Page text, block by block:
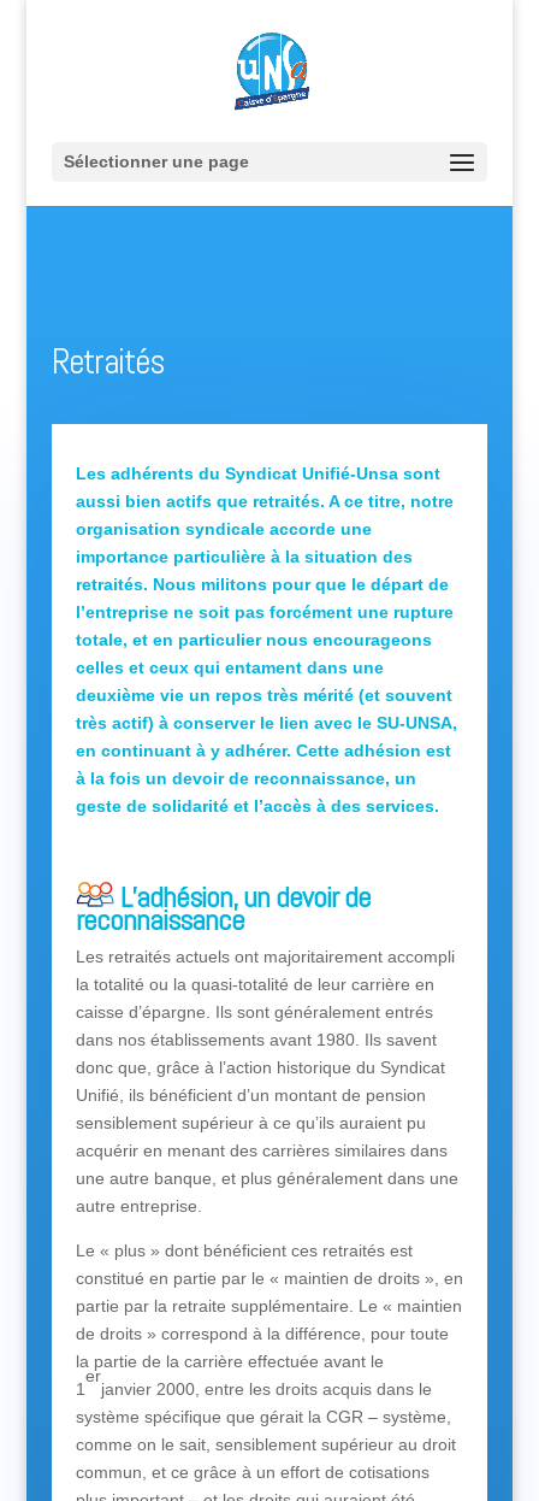
Sélectionner une page
Retraités
Les adhérents du Syndicat Unifié-Unsa sont
aussi bien actifs que retraités. A ce titre, notre
organisation syndicale accorde une
importance particulière à la situation des
retraités. Nous militons pour que le départ de
l’entreprise ne soit pas forcément une rupture
totale, et en particulier nous encourageons
celles et ceux qui entament dans une
deuxième vie un repos très mérité (et souvent
très actif) à conserver le lien avec le SU-UNSA,
en continuant à y adhérer. Cette adhésion est
à la fois un devoir de reconnaissance, un
geste de solidarité et l’accès à des services.
L’adhésion, un devoir de
reconnaissance
Les retraités actuels ont majoritairement accompli
la totalité ou la quasi-totalité de leur carrière en
caisse d’épargne. Ils sont généralement entrés
dans nos établissements avant 1980. Ils savent
donc que, grâce à l’action historique du Syndicat
Unifié, ils bénéficient d’un montant de pension
sensiblement supérieur à ce qu’ils auraient pu
acquérir en menant des carrières similaires dans
une autre banque, et plus généralement dans une
autre entreprise.
Le « plus » dont bénéficient ces retraités est
constitué en partie par le « maintien de droits », en
partie par la retraite supplémentaire. Le « maintien
de droits » correspond à la différence, pour toute
la partie de la carrière effectuée avant le
1
er
janvier 2000, entre les droits acquis dans le
système spécifique que gérait la CGR – système,
comme on le sait, sensiblement supérieur au droit
commun, et ce grâce à un effort de cotisations